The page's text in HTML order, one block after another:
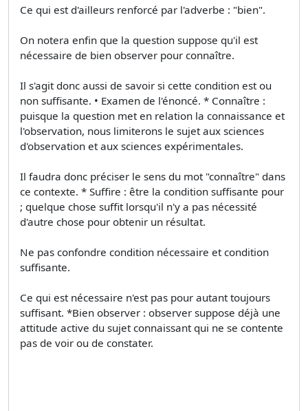
Ce qui est d'ailleurs renforcé par l'adverbe : "bien".
On notera enfin que la question suppose qu'il est
nécessaire de bien observer pour connaître.
Il s'agit donc aussi de savoir si cette condition est ou
non suffisante. • Examen de l'énoncé. * Connaître :
puisque la question met en relation la connaissance et
l'observation, nous limiterons le sujet aux sciences
d'observation et aux sciences expérimentales.
Il faudra donc préciser le sens du mot "connaître" dans
ce contexte. * Suffire : être la condition suffisante pour
; quelque chose suffit lorsqu'il n'y a pas nécessité
d'autre chose pour obtenir un résultat.
Ne pas confondre condition nécessaire et condition
suffisante.
Ce qui est nécessaire n'est pas pour autant toujours
suffisant. *Bien observer : observer suppose déjà une
attitude active du sujet connaissant qui ne se contente
pas de voir ou de constater.